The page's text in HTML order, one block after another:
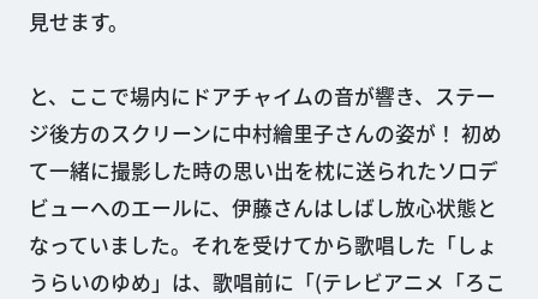
見せます。
と、ここで場内にドアチャイムの音が響き、ステー
ジ後方のスクリーンに中村繪里子さんの姿が！ 初め
て一緒に撮影した時の思い出を枕に送られたソロデ
ビューへのエールに、伊藤さんはしばし放心状態と
なっていました。それを受けてから歌唱した「しょ
うらいのゆめ」は、歌唱前に「(テレビアニメ「ろこ